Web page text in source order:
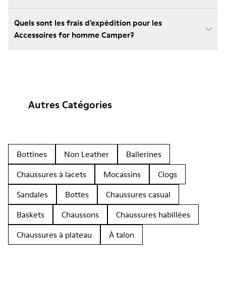
Quels sont les frais d'expédition pour les
Accessoires for homme Camper?
Autres Catégories
Bottines Non Leather
Ballerines
Chaussures à lacets
Mocassins
Clogs
Sandales
Bottes
Chaussures casual
Baskets
Chaussons
Chaussures habillées
Chaussures à plateau
À talon